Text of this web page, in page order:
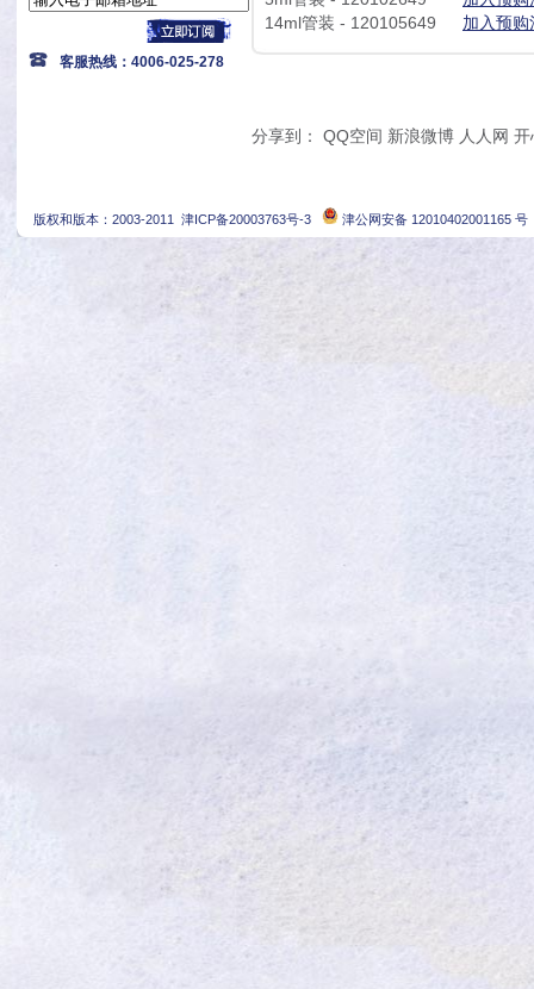
客服热线：4006-025-278
14ml管装 - 120105649
加入预购
分享到： QQ空间 新浪微博 人人网 开
版权和版本：2003-2011 津ICP备20003763号-3 津公网安备 12010402001165 号